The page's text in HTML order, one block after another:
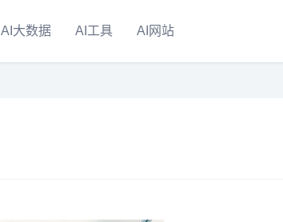
AI大数据 AI工具 AI网站